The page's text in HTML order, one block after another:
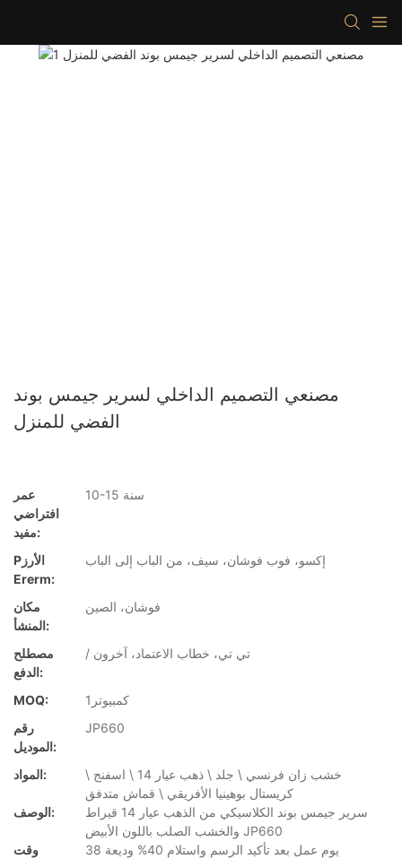
مصنعي التصميم الداخلي لسرير جيمس بوند
الفضي للمنزل
عمر
افتراضي
مفيد:
10-15 سنة
Pالأرز
Ererm:
إكسو، فوب فوشان، سيف، من الباب إلى الباب
مكان
المنشأ:
فوشان، الصين
مصطلح
الدفع:
/ تي تي، خطاب الاعتماد، آخرون
MOQ:
كمبيوتر1
رقم
الموديل:
JP660
المواد:
خشب زان فرنسي \ جلد \ ذهب عيار 14 \ اسفنج \
كريستال بوهينيا الأفريقي \ قماش متدفق
الوصف:
سرير جيمس بوند الكلاسيكي من الذهب عيار 14 قيراط
والخشب الصلب باللون الأبيض JP660
وقت
38 يوم عمل بعد تأكيد الرسم واستلام 40% وديعة